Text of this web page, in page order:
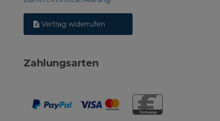
Vertrag widerrufen
Zahlungsarten